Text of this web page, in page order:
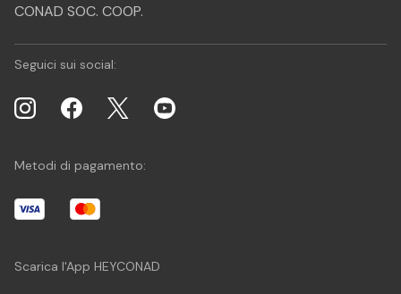
CONAD SOC. COOP.
Seguici sui social:
Metodi di pagamento:
Scarica l'App HEYCONAD